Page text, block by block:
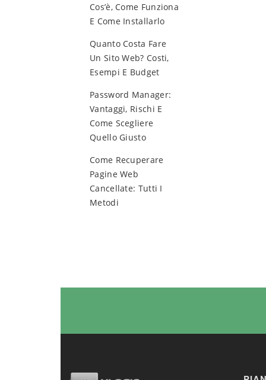
Cos’è, Come Funziona
E Come Installarlo
Quanto Costa Fare
Un Sito Web? Costi,
Esempi E Budget
Password Manager:
Vantaggi, Rischi E
Come Scegliere
Quello Giusto
Come Recuperare
Pagine Web
Cancellate: Tutti I
Metodi